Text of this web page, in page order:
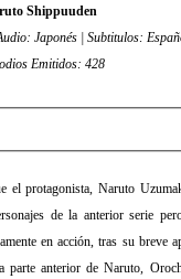
Shippuuden
Español, Inglés, Alemán, Portugués |
Emitidos: 428
el protagonista, Naruto
de la anterior serie
en acción, tras su breve
anterior de Naruto,